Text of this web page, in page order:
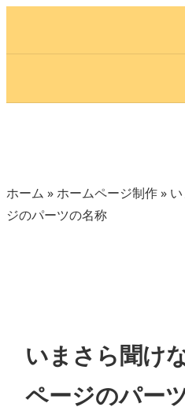
キ
ホーム »ホームページ制作»
ジのパーツの名称
いまさら聞け
ページのパー